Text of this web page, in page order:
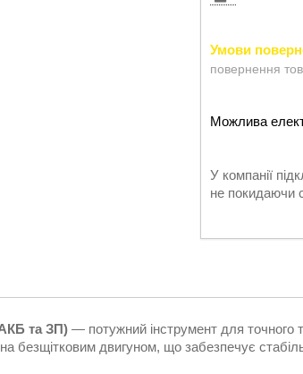
повернення
У компанії
не покидаючи
та ЗП) — потужний інструмент для точного
безщітковим двигуном, що забезпечує